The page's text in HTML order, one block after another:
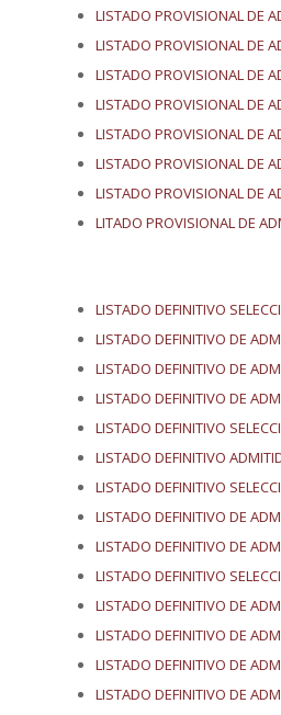
LISTADO PROVISIONAL DE
LISTADO PROVISIONAL DE
LISTADO PROVISIONAL DE
LISTADO PROVISIONAL DE
LISTADO PROVISIONAL DE
LISTADO PROVISIONAL DE
LISTADO PROVISIONAL DE
LITADO PROVISIONAL DE
LISTADO DEFINITIVO
LISTADO DEFINITIVO DE
LISTADO DEFINITIVO DE
LISTADO DEFINITIVO DE
LISTADO DEFINITIVO
LISTADO DEFINITIVO
LISTADO DEFINITIVO
LISTADO DEFINITIVO DE
LISTADO DEFINITIVO DE
LISTADO DEFINITIVO
LISTADO DEFINITIVO DE
LISTADO DEFINITIVO DE
LISTADO DEFINITIVO DE
LISTADO DEFINITIVO DE